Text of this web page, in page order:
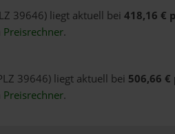
39646) liegt aktuell bei 418,16 €
Preisrechner.
39646) liegt aktuell bei 506,66
Preisrechner.